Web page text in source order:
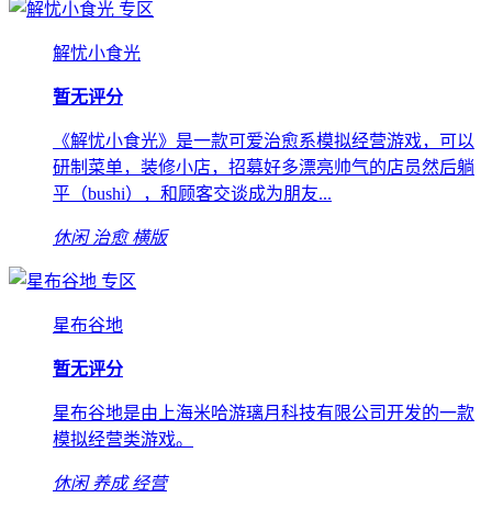
专区
解忧小食光
暂无评分
《解忧小食光》是一款可爱治愈系模拟经营游戏，可以
研制菜单，装修小店，招募好多漂亮帅气的店员然后躺
平（bushi），和顾客交谈成为朋友...
休闲 治愈 横版
专区
星布谷地
暂无评分
星布谷地是由上海米哈游璃月科技有限公司开发的一款
模拟经营类游戏。
休闲 养成 经营